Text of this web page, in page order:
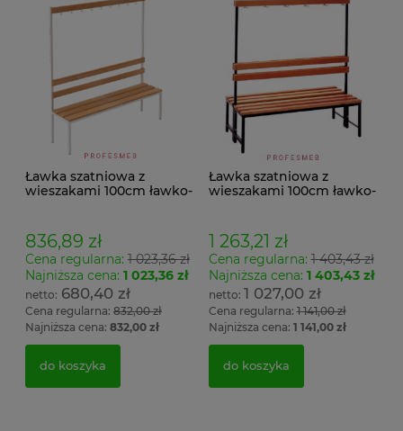
Ławka szatniowa z
wieszakami 100cm ławko-
836,89 zł
Cena regularna: 1 023,36 zł
Najniższa cena: 1 023,36 zł
680,40 zł
Cena regularna: 832,00 zł
Najniższa cena: 832,00 zł
do koszyka
Ławka szatniowa z
wieszakami 100cm ławko-
1 263,21 zł
Cena regularna:1 403,43 zł
Najniższa cena: 1 403,43 zł
1 027,00 zł
Cena regularna:1 141,00 zł
Najniższa cena: 1 141,00 zł
do koszyka